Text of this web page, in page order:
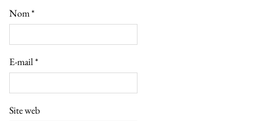
Nom*
E-mail*
Site web